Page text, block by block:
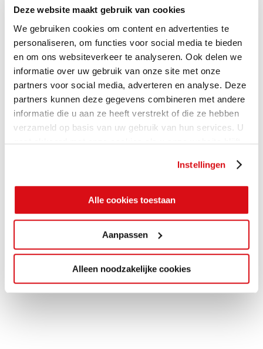
Deze website maakt gebruik van cookies
We gebruiken cookies om content en advertenties te
personaliseren, om functies voor social media te bieden
en om ons websiteverkeer te analyseren. Ook delen we
informatie over uw gebruik van onze site met onze
partners voor social media, adverteren en analyse. Deze
partners kunnen deze gegevens combineren met andere
informatie die u aan ze heeft verstrekt of die ze hebben
verzameld op basis van uw gebruik van hun services. U
gaat akkoord met onze cookies als u onze website blijft
Instellingen
Alle cookies toestaan
Aanpassen
Alleen noodzakelijke cookies